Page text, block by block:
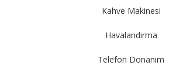
Kahve Makinesi
Havalandırma
Telefon Donanım